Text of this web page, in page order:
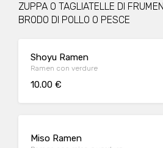
ZUPPA O TAGLIATELLE DI
BRODO DI POLLO O PESCE
Shoyu Ramen
Ramen con verdure
10.00 €
Miso Ramen